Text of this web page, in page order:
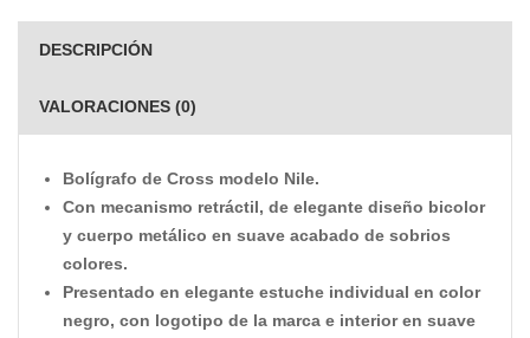
DESCRIPCIÓN
VALORACIONES (0)
Bolígrafo de Cross modelo Nile.
Con mecanismo retráctil, de elegante diseño bicolor
y cuerpo metálico en suave acabado de sobrios
colores.
Presentado en elegante estuche individual en color
negro, con logotipo de la marca e interior en suave